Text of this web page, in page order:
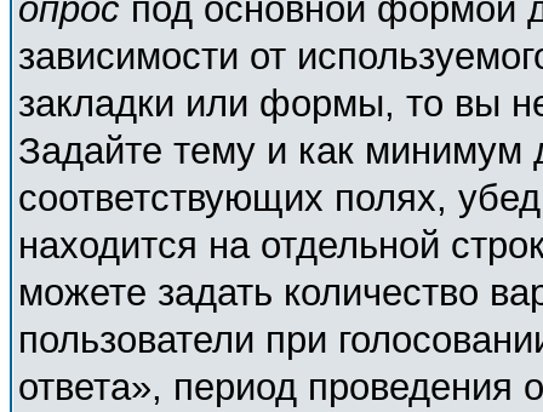
опрос под основной формой
зависимости от
закладки или формы, то вы
Задайте тему и как минимум
соответствующих полях,
находится на отдельной
можете задать количество
пользователи при
ответа», период проведения